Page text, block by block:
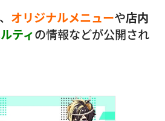
オリジナルメニューや店内
ティの情報などが公開され